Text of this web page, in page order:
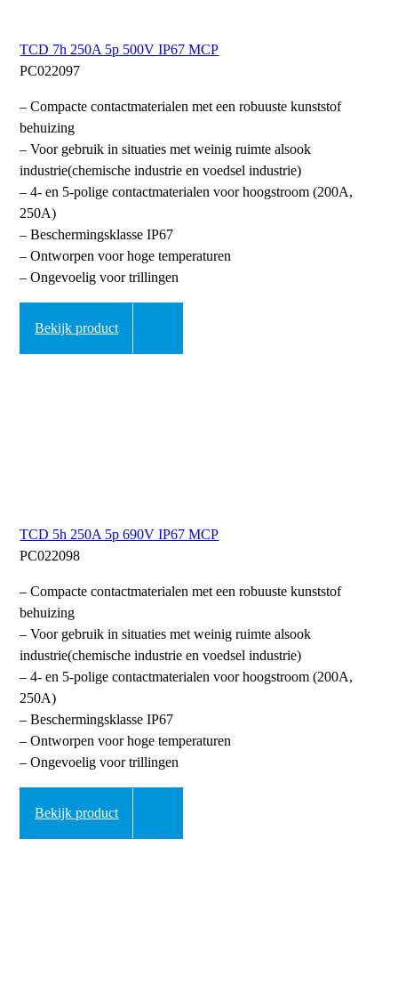
TCD 7h 250A 5p 500V IP67 MCP
PC022097
– Compacte contactmaterialen met een robuuste kunststof
behuizing
– Voor gebruik in situaties met weinig ruimte alsook
industrie(chemische industrie en voedsel industrie)
– 4- en 5-polige contactmaterialen voor hoogstroom (200A,
250A)
– Beschermingsklasse IP67
– Ontworpen voor hoge temperaturen
– Ongevoelig voor trillingen
Bekijk product
TCD 5h 250A 5p 690V IP67 MCP
PC022098
– Compacte contactmaterialen met een robuuste kunststof
behuizing
– Voor gebruik in situaties met weinig ruimte alsook
industrie(chemische industrie en voedsel industrie)
– 4- en 5-polige contactmaterialen voor hoogstroom (200A,
250A)
– Beschermingsklasse IP67
– Ontworpen voor hoge temperaturen
– Ongevoelig voor trillingen
Bekijk product